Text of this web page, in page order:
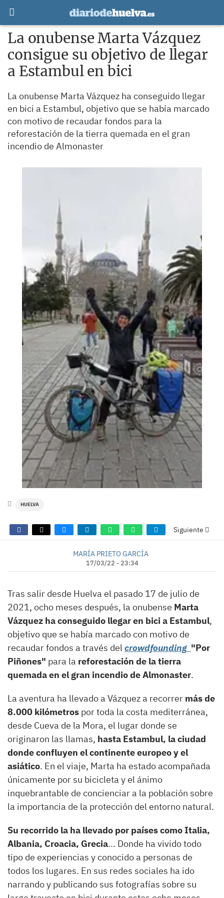
La onubense Marta Vázquez
consigue su objetivo de llegar
a Estambul en bici
La onubense Marta Vázquez ha conseguido llegar
en bici a Estambul, objetivo que se había marcado
con motivo de recaudar fondos para la
reforestación de la tierra quemada en el gran
incendio de Almonaster
HUELVA
Siguiente
MARÍA PRIETO GARCÍA
17/03/22 - 23:34
Tras salir desde Huelva el pasado 17 de julio de
2021, ocho meses después, la onubense Marta
Vázquez ha conseguido llegar en bici a Estambul,
objetivo que se había marcado con motivo de
recaudar fondos a través delcrowdfounding "Por
Piñones" para la reforestación de la tierra
quemada en el gran incendio de Almonaster.
La aventura ha llevado a Vázquez a recorrer más de
8.000 kilómetros por toda la costa mediterránea,
desde Cueva de la Mora, el lugar donde se
originaron las llamas, hasta Estambul, la ciudad
donde confluyen el continente europeo y el
asiático. En el viaje, Marta ha estado acompañada
únicamente por su bicicleta y el ánimo
inquebrantable de concienciar a la población sobre
la importancia de la protección del entorno natural.
Su recorrido la ha llevado por países como Italia,
Albania, Croacia, Grecia... Donde ha vivido todo
tipo de experiencias y conocido a personas de
todos los lugares. En sus redes sociales ha ido
narrando y publicando sus fotografías sobre su